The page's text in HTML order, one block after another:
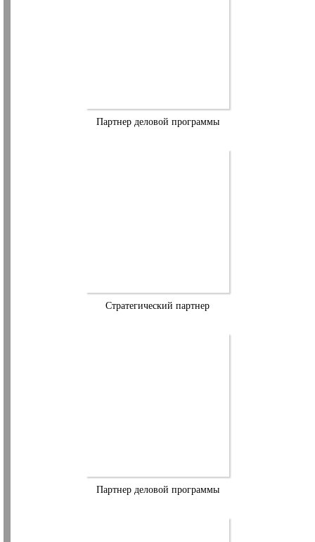
Партнер деловой программы
Стратегический партнер
Партнер деловой программы